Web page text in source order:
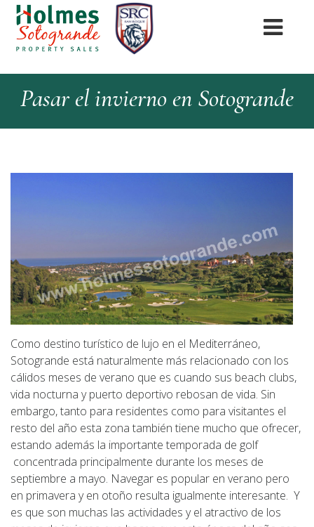
Pasar el invierno en Sotogrande
Como destino turístico de lujo en el Mediterráneo,
Sotogrande está naturalmente más relacionado con los
cálidos meses de verano que es cuando sus beach clubs,
vida nocturna y puerto deportivo rebosan de vida. Sin
embargo, tanto para residentes como para visitantes el
resto del año esta zona también tiene mucho que ofrecer,
estando además la importante temporada de golf
concentrada principalmente durante los meses de
septiembre a mayo. Navegar es popular en verano pero
en primavera y en otoño resulta igualmente interesante. Y
es que son muchas las actividades y el atractivo de los